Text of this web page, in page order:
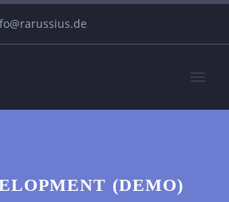
(DEMO)